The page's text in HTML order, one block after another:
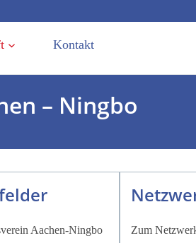
Kontakt
– Ningbo
Aachen-Ningbo
Zum